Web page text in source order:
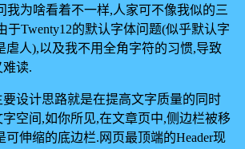
我为啥看着不一样,人家可不像我似的三
于Twenty12的默认字体问题(似乎默认字
虐人),以及我不用全角字符的习惯,导致
读.
设计思路就是在提高文字质量的同时
空间,如你所见,在文章页中,侧边栏被移
可伸缩的底边栏.网页最顶端的Header现